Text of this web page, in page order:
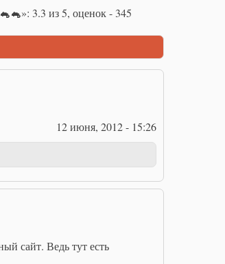
»: 3.3 из5, оценок - 345
12 июня, 2012 - 15:26
сайт. Ведь тут есть